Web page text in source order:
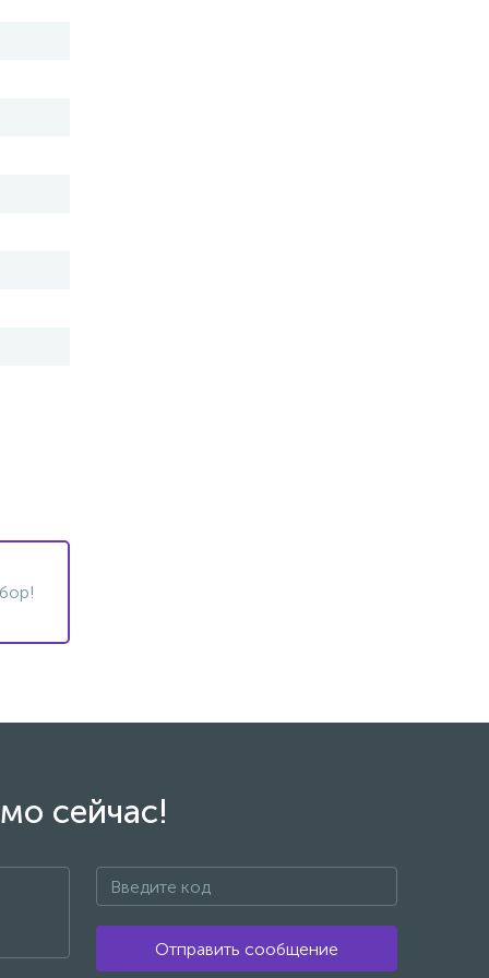
сейчас!
Отправить сообщение